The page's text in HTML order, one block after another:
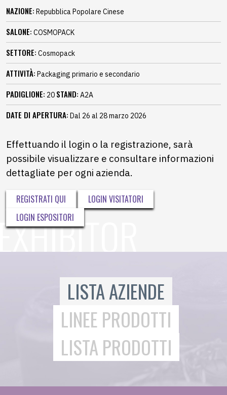
NAZIONE: Repubblica Popolare Cinese
SALONE: COSMOPACK
SETTORE: Cosmopack
ATTIVITÀ: Packaging primario e secondario
PADIGLIONE: 20 STAND: A2A
DATE DI APERTURA: Dal 26 al 28 marzo 2026
Effettuando il login o la registrazione, sarà
possibile visualizzare e consultare informazioni
dettagliate per ogni azienda.
REGISTRATI QUI
LOGIN VISITATORI
LOGIN ESPOSITORI
LISTA AZIENDE
LINEE PRODOTTI
LISTA PRODOTTI